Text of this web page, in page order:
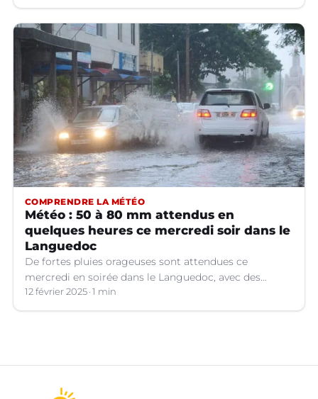
COMPRENDRE LA MÉTÉO
Météo : 50 à 80 mm attendus en
quelques heures ce mercredi soir dans le
Languedoc
De fortes pluies orageuses sont attendues ce
mercredi en soirée dans le Languedoc, avec des
cumuls importants. Les prévisions météo.
12 février 2025 1 min